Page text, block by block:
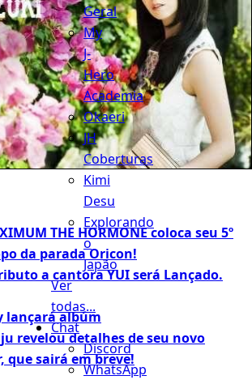
Geral
My
J-
Hero
Academia
Okaeri
JH
Coberturas
Kimi
Desu
Explorando
o
Japão
Ver
todas...
Chat
Discord
WhatsApp
THE HORMONE coloca seu 5º
da parada Oricon!
a cantora YUI será Lançado.
lançará albúm
revelou detalhes de seu novo
que sairá em breve!